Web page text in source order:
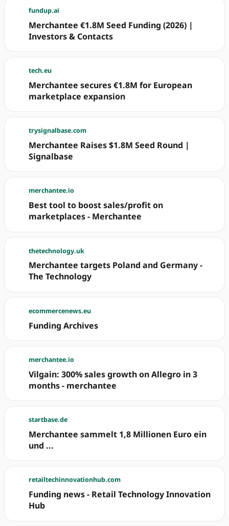
fundup.ai
Merchantee €1.8M Seed Funding (2026) |
Investors & Contacts
tech.eu
Merchantee secures €1.8M for European
marketplace expansion
trysignalbase.com
Merchantee Raises $1.8M Seed Round |
Signalbase
merchantee.io
Best tool to boost sales/profit on
marketplaces - Merchantee
thetechnology.uk
Merchantee targets Poland and Germany -
The Technology
ecommercenews.eu
Funding Archives
merchantee.io
Vilgain: 300% sales growth on Allegro in 3
months - merchantee
startbase.de
Merchantee sammelt 1,8 Millionen Euro ein
und ...
retailtechinnovationhub.com
Funding news - Retail Technology Innovation
Hub